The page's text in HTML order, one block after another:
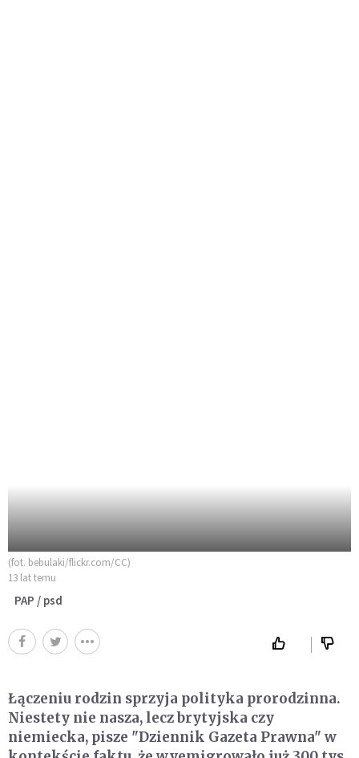
(fot. bebulaki/flickr.com/CC)
13 lat temu
PAP / psd
Łączeniu rodzin sprzyja polityka prorodzinna.
Niestety nie nasza, lecz brytyjska czy
niemiecka, pisze "Dziennik Gazeta Prawna" w